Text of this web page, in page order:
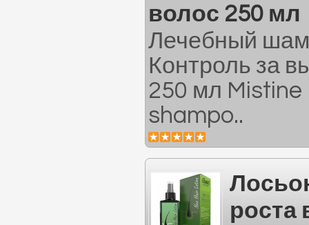
волос 250 мл
Лечебный
Контроль за
250 мл
shampo..
роста